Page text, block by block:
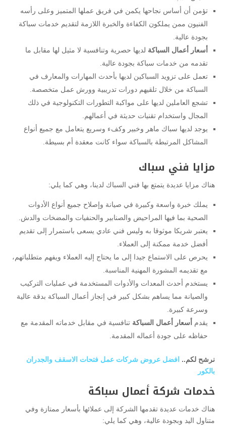
تؤمن أن أساس نجاحها يكمن في فريق عملها المتميز وعلى رأسه
الفنيون ممن يملكون الكفاءة والخبرة اللازمة لتقديم خدمات سباكة
بجودة عالية.
أسعار أعمال السباكة لديها حصرية وتنافسية لا مثيل لها مقابل ما
تقدمه من خدمات سباكة بجودة عالية.
تعمل على تزويد السباكين لديها بأحدث المهارات والمعارف في
السباكة من خلال تلقيهم دورات تدريبية وورش عمل متخصصة.
تشجع العاملين لديها على مواكبة التطورات التكنولوجية في ذلك
المجال واستخدام تقنيات حديثة في أعمالهم.
يوجد لديها سباك ماهر وخبير وكفء وسريع يتعامل مع جميع أنواع
المشاكل المرتبطة بالسباكة سواء كانت معقدة أم بسيطة.
مزايا فني سباك
هناك مزايا عديدة يتمتع بها فني السباك لدينا، وهي كما يلي:
يملك خبرة واسعة وكبيرة في صيانة وإصلاح جميع أنواع الأدوات
الصحية بما فيها المراحيض والصنابير والحنفيات والمضخات والدش.
يعتبر شريكا موثوقا به وليس فني عادي يسعى باستمرار إلى تقديم
أفضل خدمة ممكنة إلى العملاء.
يحرص على الاستماع جيدا إلى ما يحتاج إليه العملاء ويفهم متطلباتهم،
مع تقديمه المشورة المهنية المناسبة.
يستخدم أحدث المعدات والأدوات المستخدمة في عمليات التركيب
والصيانة مما يساهم بشكل كبير في إنجاز أعمال السباكة بدقة عالية
وسرعة كبيرة.
يقدم
أسعار أعمال السباكة تنافسية في مقابل خدماته المقدمة مع
حفاظه على جودة أعماله المقدمة.
نرشح لكم.. افضل عروض شركات عمل فتحات الاسقف والجدران
بالكور
خدمات شركة أعمال سباكة
هناك خدمات عديدة تقدمها الشركة إلى عملائها بأسعار ممتازة وفي
متناول اليد وبجودة عالية، وهي كما يلي: